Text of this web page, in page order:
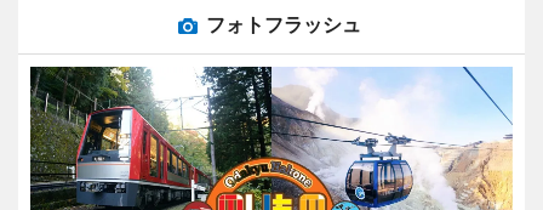
フォトフラッシュ